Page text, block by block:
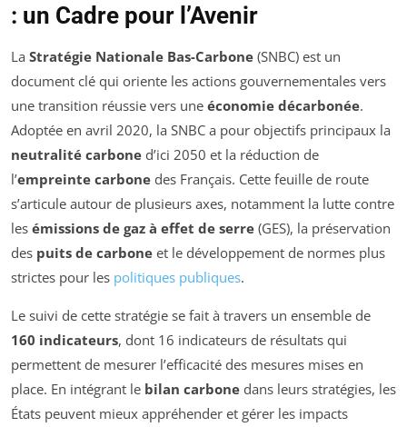
: un Cadre pour l’Avenir
La Stratégie Nationale Bas-Carbone (SNBC) est un
document clé qui oriente les actions gouvernementales vers
une transition réussie vers une économie décarbonée.
Adoptée en avril 2020, la SNBC a pour objectifs principaux la
neutralité carbone d’ici 2050 et la réduction de
l’empreinte carbone des Français. Cette feuille de route
s’articule autour de plusieurs axes, notamment la lutte contre
les émissions de gaz à effet de serre (GES), la préservation
des puits de carbone et le développement de normes plus
strictes pour les politiques publiques.
Le suivi de cette stratégie se fait à travers un ensemble de
160 indicateurs, dont 16 indicateurs de résultats qui
permettent de mesurer l’efficacité des mesures mises en
place. En intégrant le bilan carbone dans leurs stratégies, les
États peuvent mieux appréhender et gérer les impacts